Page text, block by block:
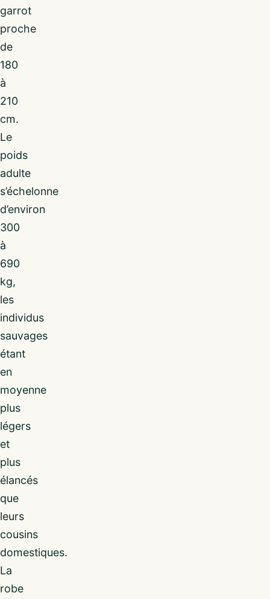
garrot
proche
de
180
à
210
cm.
Le
poids
adulte
s’échelonne
d’environ
300
à
690
kg,
les
individus
sauvages
étant
en
moyenne
plus
légers
et
plus
élancés
que
leurs
cousins
domestiques.
La
robe